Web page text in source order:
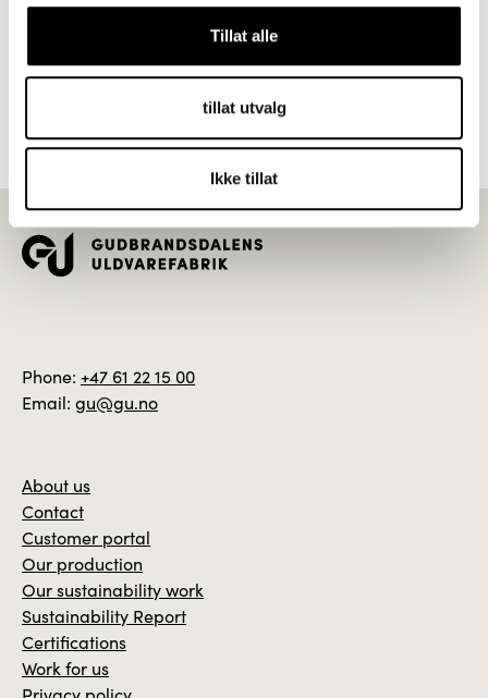
Tillat alle
tillat utvalg
Ikke tillat
Phone: +47 61 22 15 00
Email: gu@gu.no
About us
Contact
Customer portal
Our production
Our sustainability work
Sustainability Report
Certifications
Work for us